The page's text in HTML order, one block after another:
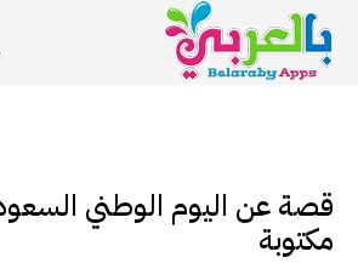
قصة عن اليوم الوطني
مكتوبة